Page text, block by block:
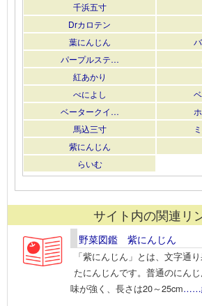
千浜五寸
Drカロテン
葉にんじん
パープルステ…
紅あかり
べによし
ベータークイ…
馬込三寸
紫にんじん
らいむ
サイト内の関連リ
野菜図鑑 紫にんじん
「紫にんじん」とは、文字通
たにんじんです。普通のにん
味が強く、長さは20～25cm……